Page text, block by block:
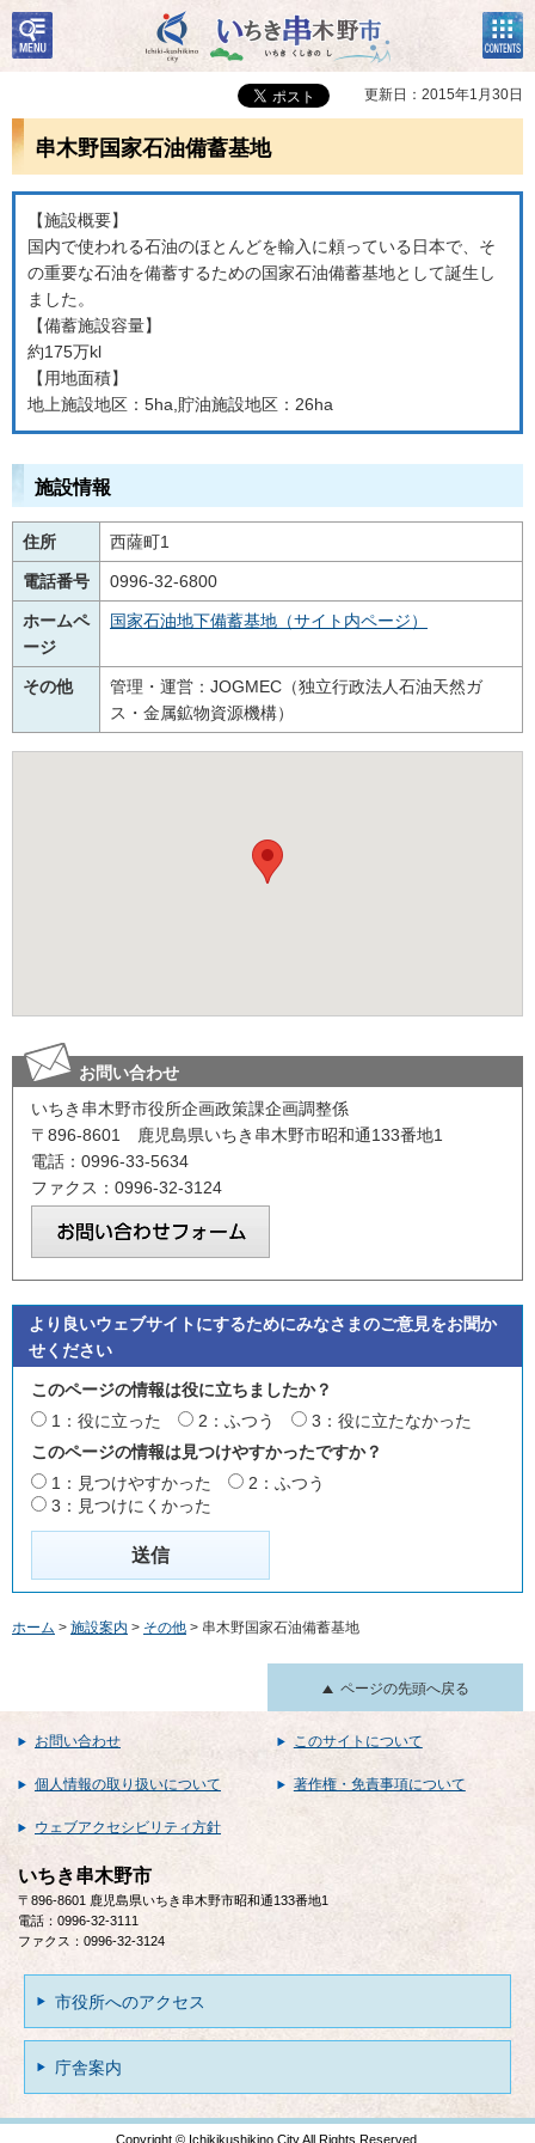
いちき串木野市
検
索・
共通
コン
テン
ツメ
ニュ
更新日：2015年1月30日
串木野国家石油備蓄基地
【施設概要】
国内で使われる石油のほとんどを輸入に頼っている日本で、そ
の重要な石油を備蓄するための国家石油備蓄基地として誕生し
ました。
【備蓄施設容量】
約175万kl
【用地面積】
地上施設地区：5ha,貯油施設地区：26ha
施設情報
住所 西薩町1
電話番号 0996-32-6800
ホームペ
ージ
国家石油地下備蓄基地（サイト内ページ）
その他
管理・運営：JOGMEC（独立行政法人石油天然ガ
ス・金属鉱物資源機構）
お問い合わせ
いちき串木野市役所企画政策課企画調整係
〒896-8601 鹿児島県いちき串木野市昭和通133番地1
電話：0996-33-5634
ファクス：0996-32-3124
より良いウェブサイトにするためにみなさまのご意見をお聞か
せください
このページの情報は役に立ちましたか？
1：役に立った
2：ふつう
3：役に立たなかった
このページの情報は見つけやすかったですか？
1：見つけやすかった
2：ふつう
3：見つけにくかった
ホーム > 施設案内 > その他 > 串木野国家石油備蓄基地
ページの先頭へ戻る
お問い合わせ このサイトについて
個人情報の取り扱いについて 著作権・免責事項について
ウェブアクセシビリティ方針
いちき串木野市
〒896-8601 鹿児島県いちき串木野市昭和通133番地1
電話：0996-32-3111
ファクス：0996-32-3124
市役所へのアクセス
庁舎案内
Copyright © Ichikikushikino City All Rights Reserved.